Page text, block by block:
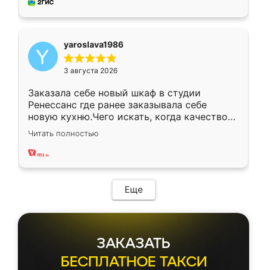
yaroslava1986
3 августа 2026
Заказала себе новый шкаф в студии
Ренессанс где ранее заказывала себе
новую кухню.Чего искать, когда качеством
вполне довольна. Служит кухня уже почти
два года, нареканий нет.
Читать полностью
Еще
ЗАКАЗАТЬ
БЕСПЛАТНОЕ ТАКСИ